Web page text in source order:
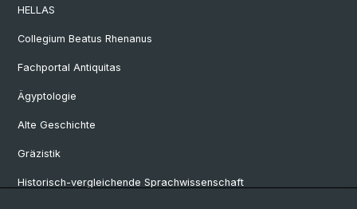
HELLAS
Collegium Beatus Rhenanus
Fachportal Antiquitas
Ägyptologie
Alte Geschichte
Gräzistik
Historisch-vergleichende Sprachwissenschaft